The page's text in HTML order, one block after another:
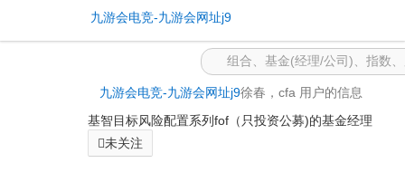
公开组合 -九游会电竞
九游会电竞-九游会网址j9
九游会电竞-九游会网址j9徐春，cfa 用户的信息
基智目标风险配置系列fof（只投资公募)的基金经理
未关注